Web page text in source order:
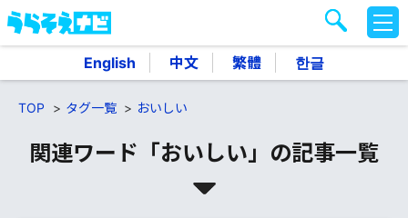
English 中文 繁體 한글
M
E
TOP タグ一覧 おいしい
関連ワード「おいしい」の記事一覧